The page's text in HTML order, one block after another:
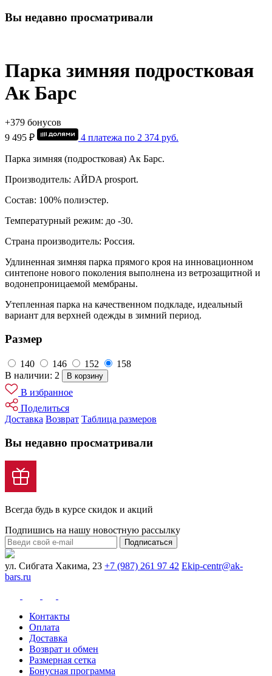
Вы недавно просматривали
Парка зимняя подростковая
Ак Барс
+379 бонусов
9 495 ₽
4 платежа по 2 374 руб.
Парка зимняя (подростковая) Ак Барс.
Производитель: АЙDA prosport.
Состав: 100% полиэстер.
Температурный режим: до -30.
Страна производитель: Россия.
Удлиненная зимняя парка прямого кроя на инновационном
синтепоне нового поколения выполнена из ветрозащитной и
водонепроницаемой мембраны.
Утепленная парка на качественном подкладе, идеальный
вариант для верхней одежды в зимний период.
Размер
140 146 152
158
В наличии: 2
В корзину
В избранное
Поделиться
Доставка Возврат Таблица размеров
Вы недавно просматривали
Всегда будь в курсе скидок и акций
Подпишись на нашу новостную рассылку
Подписаться
ул. Сибгата Хакима, 23 +7 (987) 261 97 42 Ekip-centr@ak-
bars.ru
Контакты
Оплата
Доставка
Возврат и обмен
Размерная сетка
Бонусная программа